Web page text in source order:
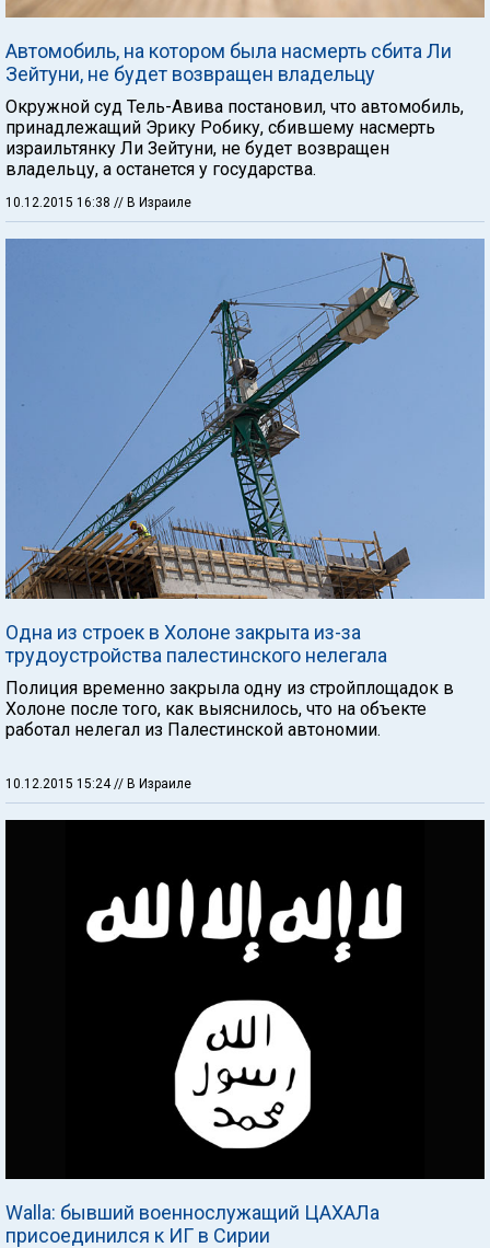
Автомобиль, на котором была насмерть сбита Ли
Зейтуни, не будет возвращен владельцу
Окружной суд Тель-Авива постановил, что автомобиль,
принадлежащий Эрику Робику, сбившему насмерть
израильтянку Ли Зейтуни, не будет возвращен
владельцу, а останется у государства.
10.12.2015 16:38 // В Израиле
Одна из строек в Холоне закрыта из-за
трудоустройства палестинского нелегала
Полиция временно закрыла одну из стройплощадок в
Холоне после того, как выяснилось, что на объекте
работал нелегал из Палестинской автономии.
10.12.2015 15:24 // В Израиле
Walla: бывший военнослужащий ЦАХАЛа
присоединился к ИГ в Сирии